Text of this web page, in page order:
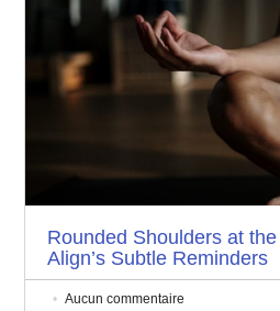
Rounded Shoulders at
Align’s Subtle Reminders
Aucun commentaire